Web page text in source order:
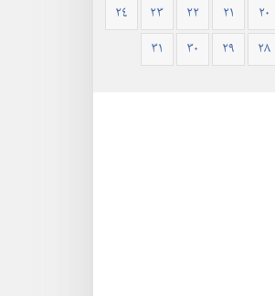
٢٠ ٢١ ٢٢ ٢٣
٢٤
٢٨ ٢٩ ٣٠ ٣١